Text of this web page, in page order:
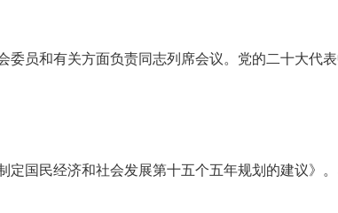
委员和有关方面负责同志列席会议。党的二十大代
国民经济和社会发展第十五个五年规划的建议》